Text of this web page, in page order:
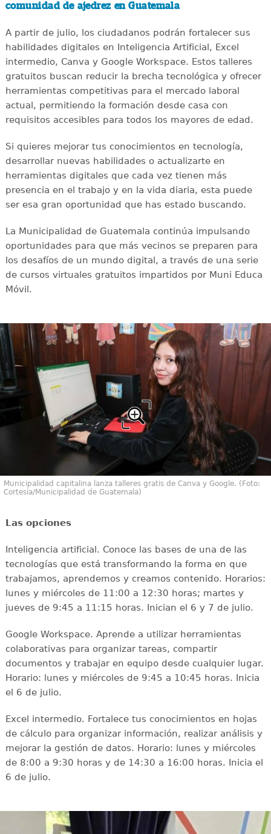
comunidad de ajedrez en Guatemala
A partir de julio, los ciudadanos podrán fortalecer sus
habilidades digitales en Inteligencia Artificial, Excel
intermedio, Canva y Google Workspace. Estos talleres
gratuitos buscan reducir la brecha tecnológica y ofrecer
herramientas competitivas para el mercado laboral
actual, permitiendo la formación desde casa con
requisitos accesibles para todos los mayores de edad.
Si quieres mejorar tus conocimientos en tecnología,
desarrollar nuevas habilidades o actualizarte en
herramientas digitales que cada vez tienen más
presencia en el trabajo y en la vida diaria, esta puede
ser esa gran oportunidad que has estado buscando.
La Municipalidad de Guatemala continúa impulsando
oportunidades para que más vecinos se preparen para
los desafíos de un mundo digital, a través de una serie
de cursos virtuales gratuitos impartidos por Muni Educa
Móvil.
Municipalidad capitalina lanza talleres gratis de Canva y Google. (Foto:
Cortesía/Municipalidad de Guatemala)
Las opciones
Inteligencia artificial. Conoce las bases de una de las
tecnologías que está transformando la forma en que
trabajamos, aprendemos y creamos contenido. Horarios:
lunes y miércoles de 11:00 a 12:30 horas; martes y
jueves de 9:45 a 11:15 horas. Inician el 6 y 7 de julio.
Google Workspace. Aprende a utilizar herramientas
colaborativas para organizar tareas, compartir
documentos y trabajar en equipo desde cualquier lugar.
Horario: lunes y miércoles de 9:45 a 10:45 horas. Inicia
el 6 de julio.
Excel intermedio. Fortalece tus conocimientos en hojas
de cálculo para organizar información, realizar análisis y
mejorar la gestión de datos. Horario: lunes y miércoles
de 8:00 a 9:30 horas y de 14:30 a 16:00 horas. Inicia el
6 de julio.